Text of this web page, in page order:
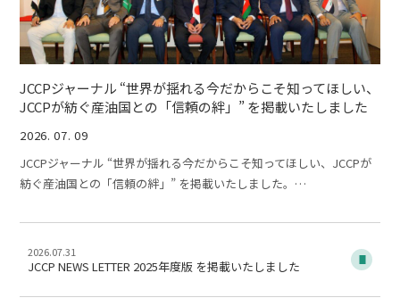
JCCPジャーナル “世界が揺れる今だからこそ知ってほしい、
JCCPが紡ぐ産油国との「信頼の絆」” を掲載いたしました
2026. 07. 09
JCCPジャーナル “世界が揺れる今だからこそ知ってほしい、JCCPが
紡ぐ産油国との「信頼の絆」” を掲載いたしました。…
2026.07.31
JCCP NEWS LETTER 2025年度版 を掲載いたしました